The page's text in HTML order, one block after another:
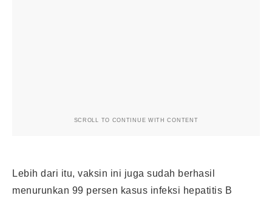
SCROLL TO CONTINUE WITH CONTENT
Lebih dari itu, vaksin ini juga sudah berhasil
menurunkan 99 persen kasus infeksi hepatitis B